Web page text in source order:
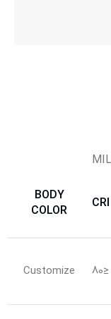
CRI
BODY
COLOR
≤80
Customize